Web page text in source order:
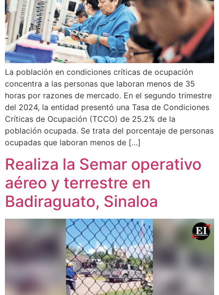
La población en condiciones críticas de ocupación
concentra a las personas que laboran menos de 35
horas por razones de mercado. En el segundo trimestre
del 2024, la entidad presentó una Tasa de Condiciones
Críticas de Ocupación (TCCO) de 25.2% de la
población ocupada. Se trata del porcentaje de personas
ocupadas que laboran menos de […]
Realiza la Semar operativo
aéreo y terrestre en
Badiraguato, Sinaloa